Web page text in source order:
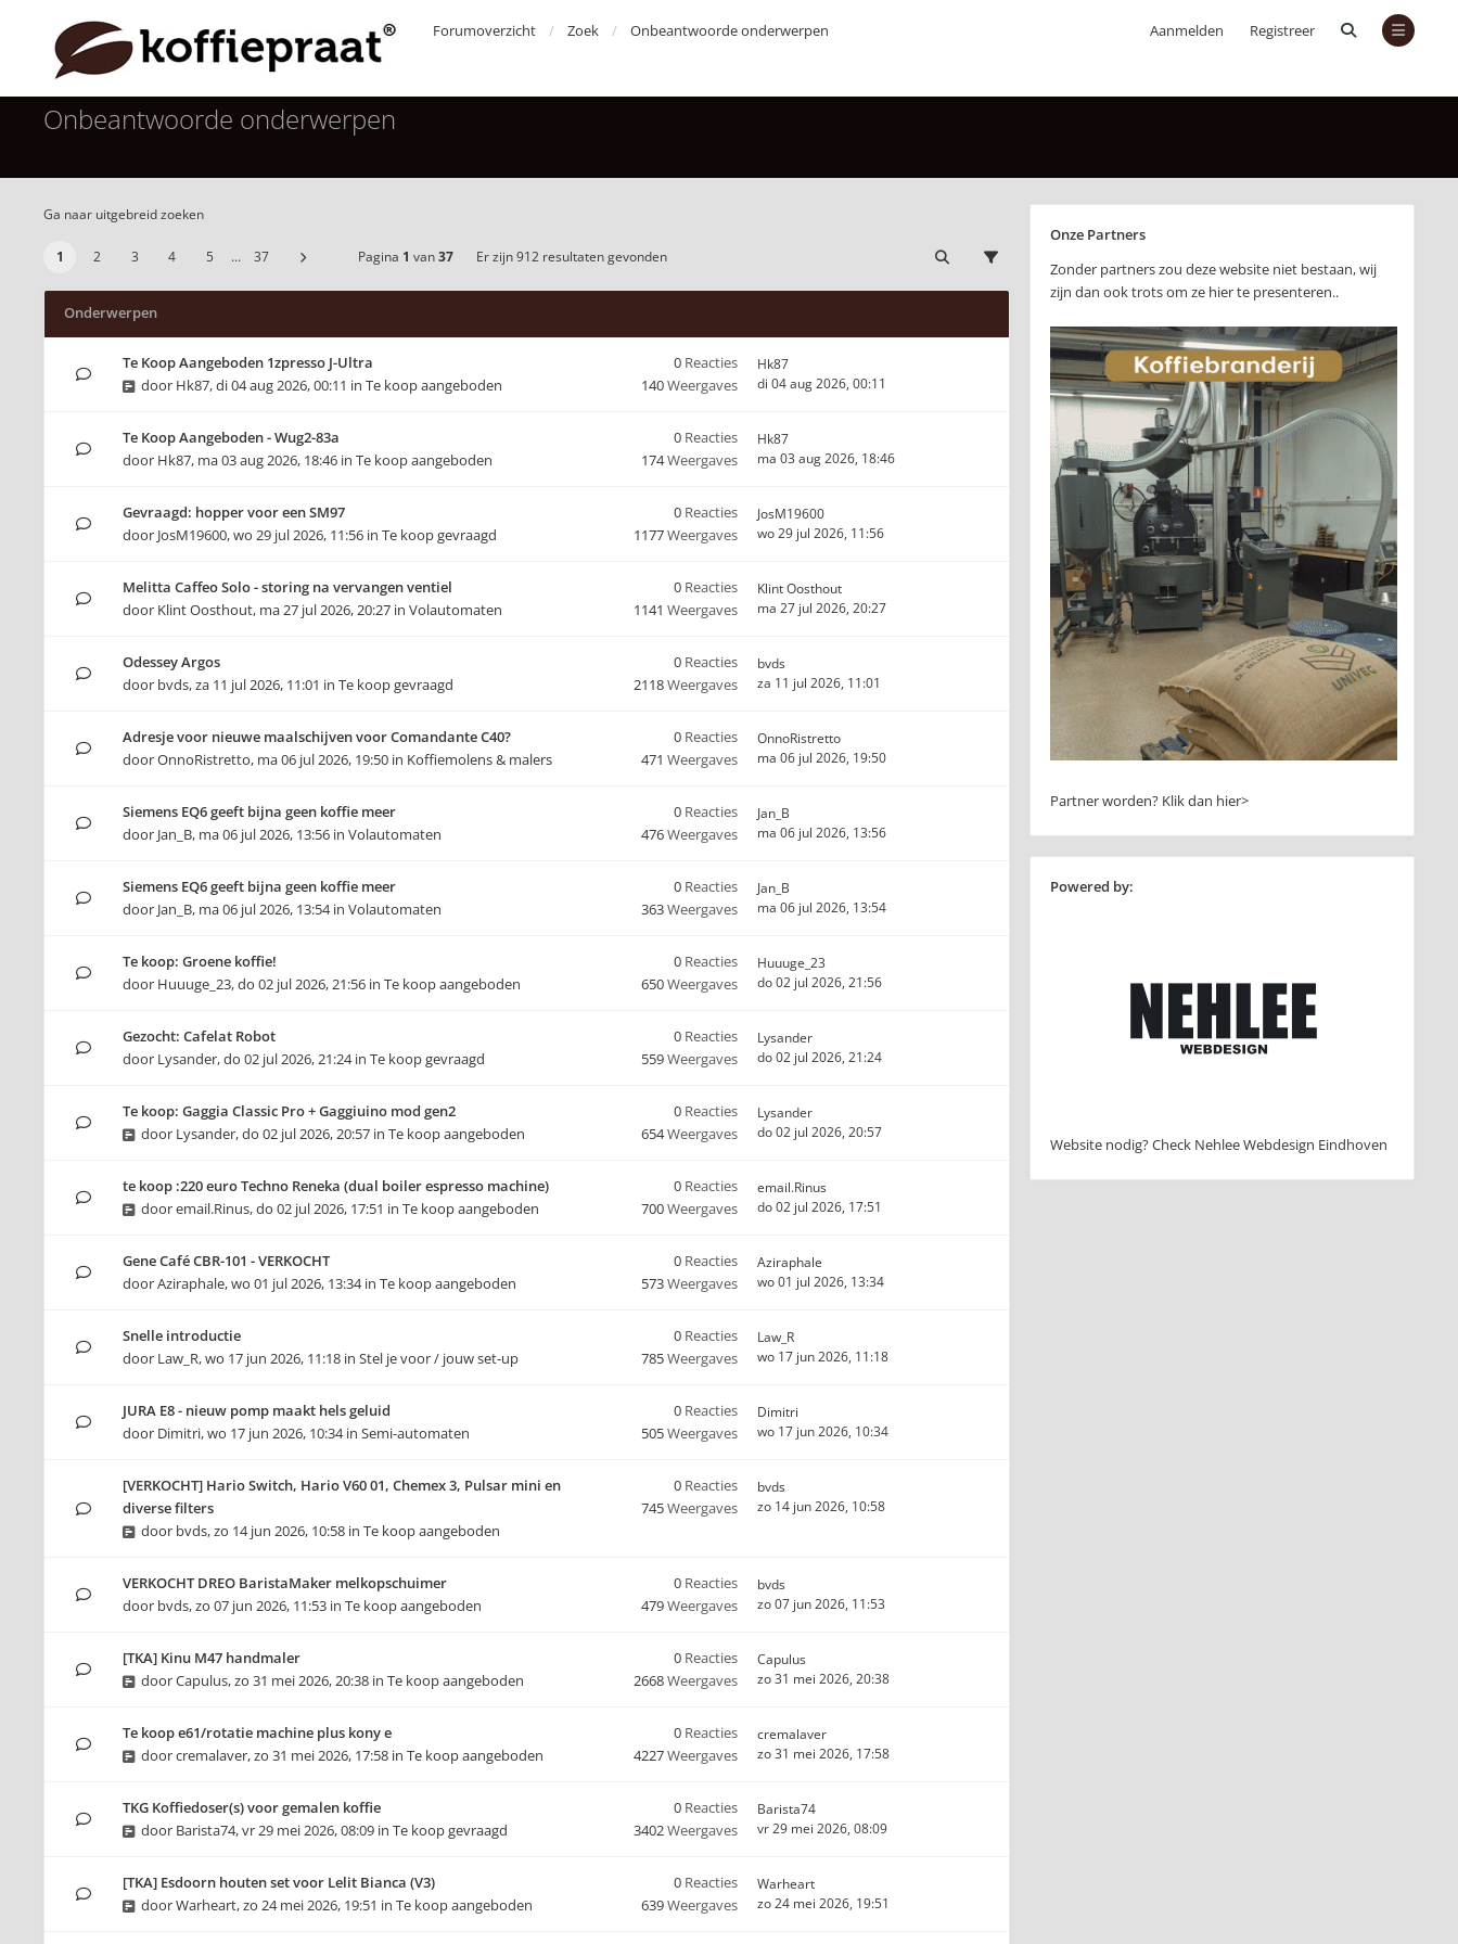
Aanmelden Registreer
Forumoverzicht Zoek Onbeantwoorde onderwerpen
Onbeantwoorde onderwerpen
Ga naar uitgebreid zoeken
1 2 3 4 5 … 37 Pagina 1 van37 Er zijn 912 resultaten gevonden
Onderwerpen
Te Koop Aangeboden 1zpresso J-Ultra
door Hk87,di 04 aug 2026, 00:11 in Te koop aangeboden
0 Reacties
140Weergaves
Hk87
di 04 aug 2026, 00:11
Te Koop Aangeboden - Wug2-83a
door Hk87, ma 03 aug 2026, 18:46 in Te koop aangeboden
0 Reacties
174Weergaves
Hk87
ma 03 aug 2026, 18:46
Gevraagd: hopper voor een SM97
door JosM19600,wo 29 jul 2026, 11:56 in Te koop gevraagd
0 Reacties
1177Weergaves
JosM19600
wo 29 jul 2026, 11:56
Melitta Caffeo Solo - storing na vervangen ventiel
door Klint Oosthout, ma 27 jul 2026, 20:27 in Volautomaten
0 Reacties
1141 Weergaves
Klint Oosthout
ma 27 jul 2026, 20:27
Odessey Argos
door bvds,za 11 jul 2026, 11:01 in Te koop gevraagd
0 Reacties
2118Weergaves
bvds
za 11 jul 2026, 11:01
Adresje voor nieuwe maalschijven voor Comandante C40?
doorOnnoRistretto, ma 06 jul 2026, 19:50 in Koffiemolens & malers
0 Reacties
471 Weergaves
OnnoRistretto
ma 06 jul 2026, 19:50
Siemens EQ6 geeft bijna geen koffie meer
door Jan_B, ma 06 jul 2026, 13:56 in Volautomaten
0 Reacties
476Weergaves
Jan_B
ma 06 jul 2026, 13:56
Siemens EQ6 geeft bijna geen koffie meer
door Jan_B, ma 06 jul 2026, 13:54in Volautomaten
0 Reacties
363Weergaves
Jan_B
ma 06 jul 2026, 13:54
Te koop: Groene koffie!
door Huuuge_23,do 02 jul 2026, 21:56 in Te koop aangeboden
0 Reacties
650Weergaves
Huuuge_23
do 02 jul 2026, 21:56
Gezocht: Cafelat Robot
door Lysander,do 02 jul 2026, 21:24in Te koop gevraagd
0 Reacties
559Weergaves
Lysander
do 02 jul 2026, 21:24
Te koop: Gaggia Classic Pro + Gaggiuino mod gen2
door Lysander,do 02 jul 2026, 20:57 in Te koop aangeboden
0 Reacties
654Weergaves
Lysander
do 02 jul 2026, 20:57
te koop :220 euro Techno Reneka (dual boiler espresso machine)
dooremail.Rinus,do 02 jul 2026, 17:51 in Te koop aangeboden
0 Reacties
700Weergaves
email.Rinus
do 02 jul 2026, 17:51
Gene Café CBR-101 - VERKOCHT
doorAziraphale,wo 01 jul 2026, 13:34in Te koop aangeboden
0 Reacties
573Weergaves
Aziraphale
wo 01 jul 2026, 13:34
Snelle introductie
door Law_R,wo 17 jun 2026, 11:18 in Stel je voor / jouw set-up
0 Reacties
785Weergaves
Law_R
wo 17 jun 2026, 11:18
JURA E8 - nieuw pomp maakt hels geluid
door Dimitri,wo 17 jun 2026, 10:34in Semi-automaten
0 Reacties
505Weergaves
Dimitri
wo 17 jun 2026, 10:34
[VERKOCHT] Hario Switch, Hario V60 01, Chemex 3, Pulsar mini en
diverse filters
door bvds,zo 14 jun 2026, 10:58 in Te koop aangeboden
0 Reacties
745Weergaves
bvds
zo 14 jun 2026, 10:58
VERKOCHT DREO BaristaMaker melkopschuimer
door bvds,zo 07 jun 2026, 11:53 in Te koop aangeboden
0 Reacties
479Weergaves
bvds
zo 07 jun 2026, 11:53
[TKA] Kinu M47 handmaler
doorCapulus,zo 31 mei 2026, 20:38 in Te koop aangeboden
0 Reacties
2668Weergaves
Capulus
zo 31 mei 2026, 20:38
Te koop e61/rotatie machine plus kony e
doorcremalaver,zo 31 mei 2026, 17:58 in Te koop aangeboden
0 Reacties
4227Weergaves
cremalaver
zo 31 mei 2026, 17:58
TKG Koffiedoser(s) voor gemalen koffie
door Barista74,vr 29 mei 2026, 08:09 in Te koop gevraagd
0 Reacties
3402Weergaves
Barista74
vr 29 mei 2026, 08:09
[TKA] Esdoorn houten set voor Lelit Bianca (V3)
doorWarheart,zo 24 mei 2026, 19:51 in Te koop aangeboden
0 Reacties
639Weergaves
Warheart
zo 24 mei 2026, 19:51
Onze Partners
Zonder partners zou deze website niet bestaan, wij
zijn dan ook trots om ze hier te presenteren..
Partner worden? Klik dan hier>
Powered by:
Website nodig? Check Nehlee Webdesign Eindhoven